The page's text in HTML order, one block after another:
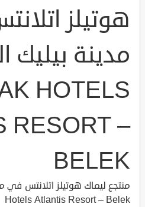
هوتيلز
مدينة بيليك
HOTELS
RESORT –
BELEK
Hotels Atlantis Resort – Belek